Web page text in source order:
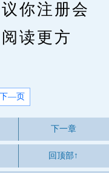
你注册会
读更方
下—页
下一章
回顶部↑